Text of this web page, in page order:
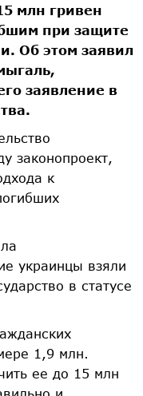
млн гривен
при защите
Об этом заявил
заявление в
законопроект,
к
украинцы взяли
в статусе
1,9 млн.
ее до 15 млн